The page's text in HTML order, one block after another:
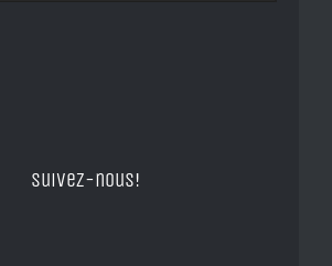
Suivez-nous!